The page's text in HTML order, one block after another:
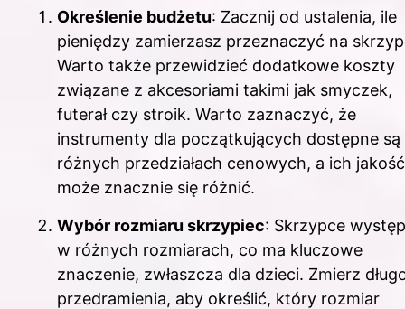
Określenie budżetu: Zacznij od ustalenia, ile
pieniędzy zamierzasz przeznaczyć na
Warto także przewidzieć dodatkowe koszty
związane z akcesoriami takimi jak smyczek,
futerał czy stroik. Warto zaznaczyć, że
instrumenty dla początkujących dostępne są
różnych przedziałach cenowych, a ich jakość
może znacznie się różnić.
Wybór rozmiaru skrzypiec: Skrzypce
w różnych rozmiarach, co ma kluczowe
znaczenie, zwłaszcza dla dzieci. Zmierz
przedramienia, aby określić, który rozmiar